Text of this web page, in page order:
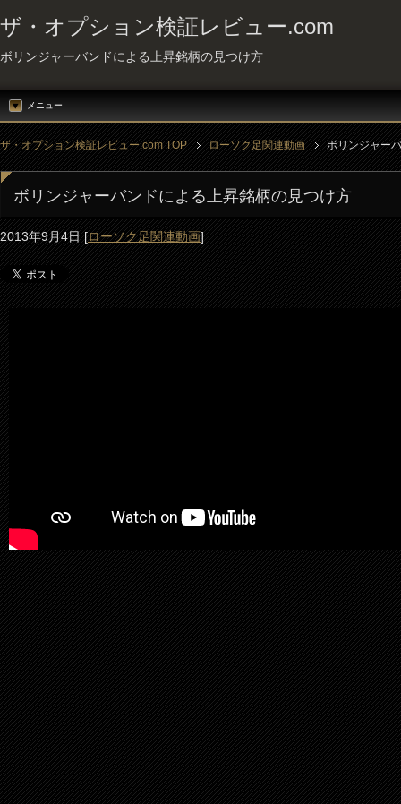
ザ・オプション検証レビュー.com
ボリンジャーバンドによる上昇銘柄の見つけ方
メニュー
ザ・オプション検証レビュー.com TOP ローソク足関連動画 ボリンジャー
ボリンジャーバンドによる上昇銘柄の見つけ方
2013年9月4日[ローソク足関連動画]